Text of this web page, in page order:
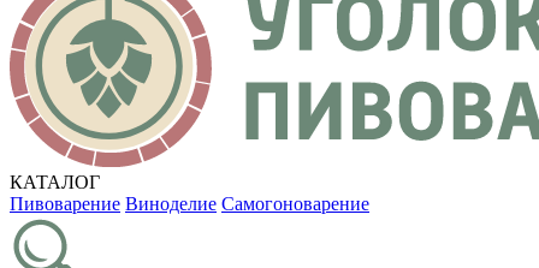
КАТАЛОГ
Пивоварение Виноделие Самогоноварение